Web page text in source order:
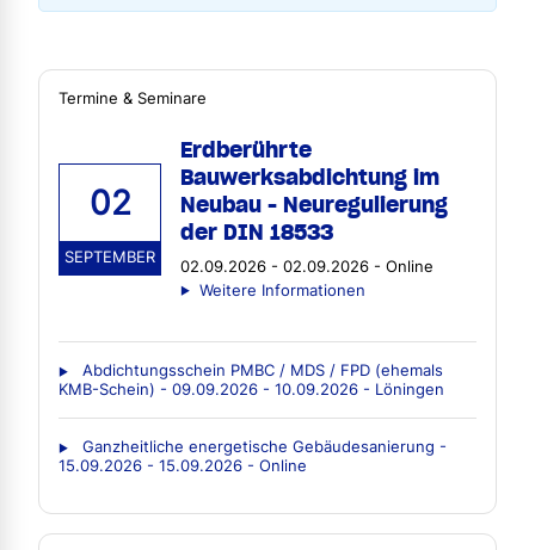
Termine & Seminare
02
SEPTEMBER
Erdberührte
Bauwerksabdichtung im
Neubau - Neuregulierung
der DIN 18533
02.09.2026 - 02.09.2026 - Online
Weitere Informationen
Abdichtungsschein PMBC / MDS / FPD (ehemals
KMB-Schein) - 09.09.2026 - 10.09.2026 - Löningen
Ganzheitliche energetische Gebäudesanierung -
15.09.2026 - 15.09.2026 - Online